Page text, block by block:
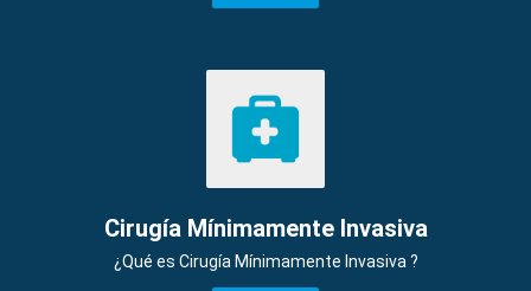
Cirugía Mínimamente Invasiva
¿Qué es Cirugía Mínimamente Invasiva ?